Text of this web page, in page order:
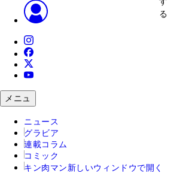
る
メニュ
ニュース
グラビア
連載コラム
コミック
キン肉マン 新しいウィンドウで開く